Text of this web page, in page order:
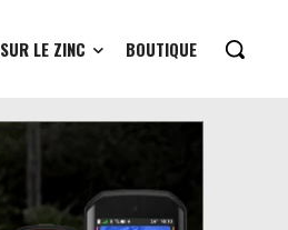
SUR LE ZINC BOUTIQUE